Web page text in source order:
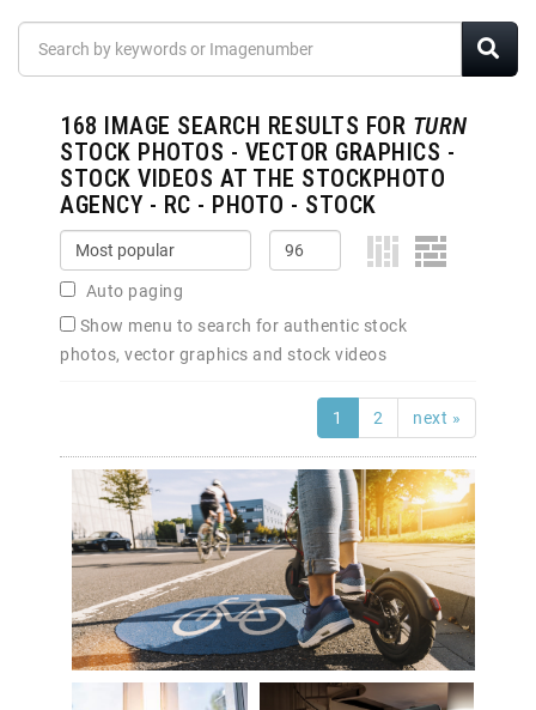
168 IMAGE SEARCH RESULTS FOR TURN
STOCK PHOTOS - VECTOR GRAPHICS -
STOCK VIDEOS AT THE STOCKPHOTO
AGENCY - RC - PHOTO - STOCK
Auto paging
Show menu to search for authentic stock
photos, vector graphics and stock videos
1 2 next »